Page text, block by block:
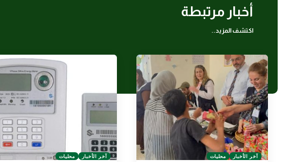
أخبار مرتبطة
اكتشف المزيد..
آخر الأخبار محليات آخر الأخبار محليات